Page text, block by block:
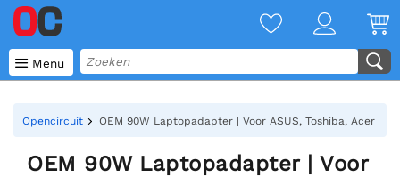
 Menu
Opencircuit OEM 90W Laptopadapter | Voor ASUS, Toshiba, Acer |
OEM 90W Laptopadapter | Voor